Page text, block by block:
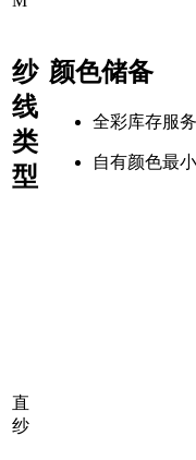
纱
线
类
型
直
纱
颜色储备
全彩库存服务
自有颜色最